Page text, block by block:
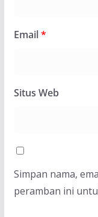
Email*
Situs Web
Simpan nama,
peramban ini